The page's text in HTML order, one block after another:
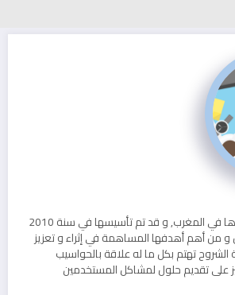
مدونة تقنية يوجد مقرها في المغرب, و قد تم تأسيسها في سنة 2010
من أهم أهدفها المساهمة في إثراء و تعزيز
تهتم بكل ما له علاقة بالحواسيب
على تقديم حلول لمشاكل المستخدمين